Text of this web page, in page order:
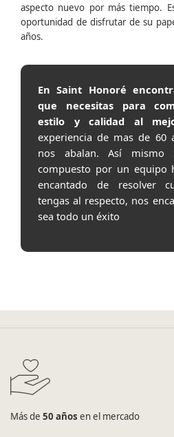
aspecto nuevo por más tiempo.
oportunidad de disfrutar de su
años.
En Saint Honoré
que necesitas para
estilo y calidad al
experiencia de mas de 60
nos abalan. Así mismo
compuesto por un equipo
encantado de resolver
tengas al respecto, nos
sea todo un éxito
Más de 50 años en el mercado